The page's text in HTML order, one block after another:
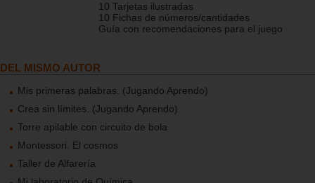
10 Tarjetas ilustradas
10 Fichas de números/cantidades
Guía con recomendaciones para el juego
DEL MISMO AUTOR
Mis primeras palabras. (Jugando Aprendo)
Crea sin límites. (Jugando Aprendo)
Torre apilable con circuito de bola
Montessori. El cosmos
Taller de Alfarería